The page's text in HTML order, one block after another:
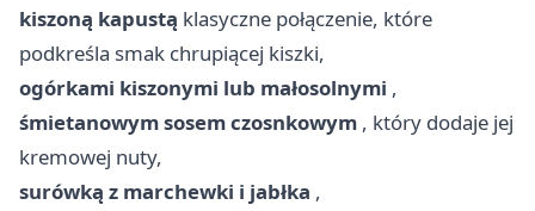
kiszoną kapustą klasyczne połączenie, które
podkreśla smak chrupiącej kiszki,
ogórkami kiszonymi lub małosolnymi ,
śmietanowym sosem czosnkowym , który dodaje jej
kremowej nuty,
surówką z marchewki i jabłka ,